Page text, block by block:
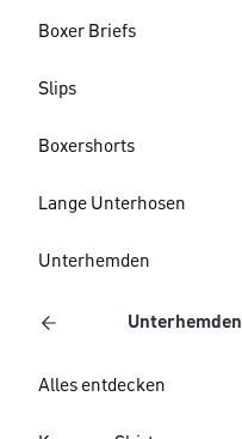
Boxer Briefs
Slips
Boxershorts
Lange Unterhosen
Unterhemden
Unterhemden
Alles entdecken